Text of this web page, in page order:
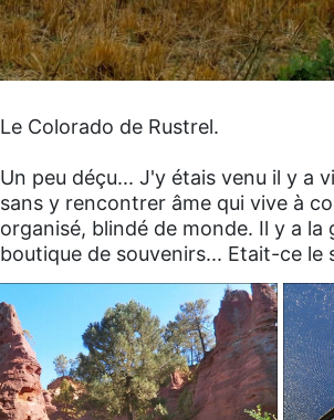
Le Colorado de Rustrel.
Un peu déçu... J'y étais venu il y a
sans y rencontrer âme qui vive à
organisé, blindé de monde. Il y a
boutique de souvenirs... Etait-ce le